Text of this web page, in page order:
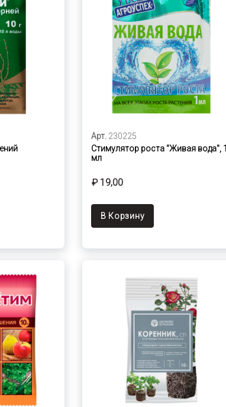
Арт. 230225
Стимулятор роста "Живая вода", 1
мл
₽ 19,00
В Корзину